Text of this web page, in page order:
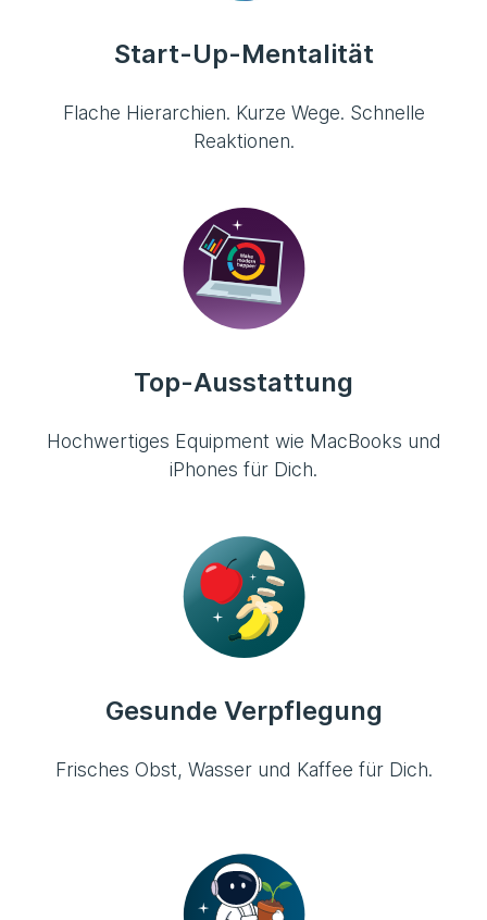
Start-Up-Mentalität
Flache Hierarchien. Kurze Wege. Schnelle
Reaktionen.
Top-Ausstattung
Hochwertiges Equipment wie MacBooks und
iPhones für Dich.
Gesunde Verpflegung
Frisches Obst, Wasser und Kaffee für Dich.